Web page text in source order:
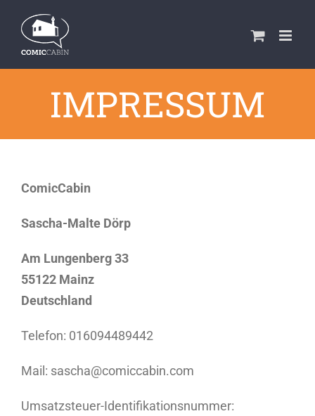
Inhalt
springen
IMPRESSUM
ComicCabin
Sascha-Malte Dörp
Am Lungenberg 33
55122 Mainz
Deutschland
Telefon: 016094489442
Mail: sascha@comiccabin.com
Umsatzsteuer-Identifikationsnummer: